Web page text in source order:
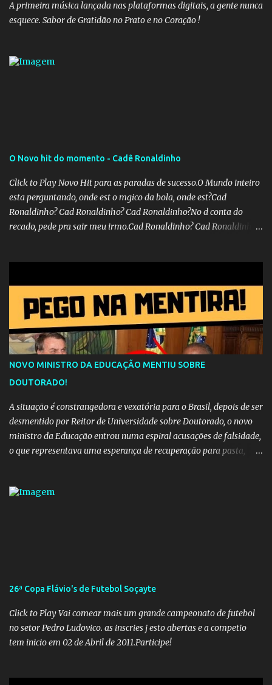
A primeira música lançada nas plataformas digitais, a gente nunca
esquece. Sabor de Gratidão no Prato e no Coração !
O Novo hit do momento - Cadê Ronaldinho
Click to Play Novo Hit para as paradas de sucesso.O Mundo inteiro
esta perguntando, onde est o mgico da bola, onde est?Cad
Ronaldinho? Cad Ronaldinho? Cad Ronaldinho?No d conta do
recado, pede pra sair meu irmo.Cad Ronaldinho? Cad Ronaldinho?
NOVO MINISTRO DA EDUCAÇÃO MENTIU SOBRE
DOUTORADO!
A situação é constrangedora e vexatória para o Brasil, depois de ser
desmentido por Reitor de Universidade sobre Doutorado, o novo
ministro da Educação entrou numa espiral acusações de falsidade,
o que representava uma esperança de recuperação para pasta,
Educação é um dos mais importantes do governo, em um ano e
afinal de contas como acreditar em algo proposto pelo novo
ministro sem imaginar que ele só esta querendo auferir vantagens
pessoais em uma pasta de tamanha envergadura e influência na
vida dos brasileiros. Evelin Azevedo escreveu brilhantemen...
26ª Copa Flávio's de Futebol Soçayte
Click to Play Vai comear mais um grande campeonato de futebol
no setor Pedro Ludovico. as inscries j esto abertas e a competio
tem inicio em 02 de Abril de 2011.Participe!